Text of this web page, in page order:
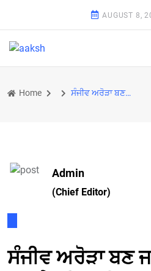
AUGUST 8,
Home ਸੰਜੀਵ ਅਰੋੜਾ ਬਣ ਜਾਣਗੇ ਦੁਪਹਿਰ ਤੱਕ ਕੈਬਨਿਟ ਮੰਤਰੀ
Admin
(Chief Editor)
ਸੰਜੀਵ ਅਰੋੜਾ ਬਣ